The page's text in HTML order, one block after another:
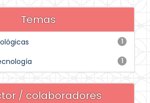
Temas
1
1
/ colaboradores